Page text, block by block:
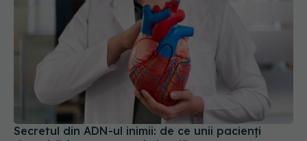
Secretul din ADN-ul inimii: de ce unii pacienți